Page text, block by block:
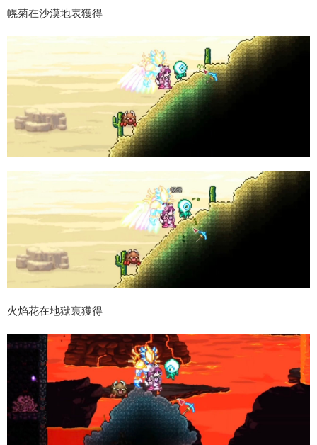
幌菊在沙漠地表獲得
火焰花在地獄裏獲得